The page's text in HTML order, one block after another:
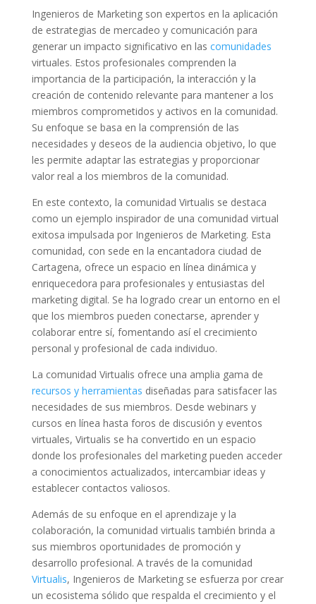
Ingenieros de Marketing son expertos en la aplicación
de estrategias de mercadeo y comunicación para
generar un impacto significativo en las comunidades
virtuales. Estos profesionales comprenden la
importancia de la participación, la interacción y la
creación de contenido relevante para mantener a los
miembros comprometidos y activos en la comunidad.
Su enfoque se basa en la comprensión de las
necesidades y deseos de la audiencia objetivo, lo que
les permite adaptar las estrategias y proporcionar
valor real a los miembros de la comunidad.
En este contexto, la comunidad Virtualis se destaca
como un ejemplo inspirador de una comunidad virtual
exitosa impulsada por Ingenieros de Marketing. Esta
comunidad, con sede en la encantadora ciudad de
Cartagena, ofrece un espacio en línea dinámica y
enriquecedora para profesionales y entusiastas del
marketing digital. Se ha logrado crear un entorno en el
que los miembros pueden conectarse, aprender y
colaborar entre sí, fomentando así el crecimiento
personal y profesional de cada individuo.
La comunidad Virtualis ofrece una amplia gama de
recursos y herramientas diseñadas para satisfacer las
necesidades de sus miembros. Desde webinars y
cursos en línea hasta foros de discusión y eventos
virtuales, Virtualis se ha convertido en un espacio
donde los profesionales del marketing pueden acceder
a conocimientos actualizados, intercambiar ideas y
establecer contactos valiosos.
Además de su enfoque en el aprendizaje y la
colaboración, la comunidad virtualis también brinda a
sus miembros oportunidades de promoción y
desarrollo profesional. A través de la comunidad
Virtualis, Ingenieros de Marketing se esfuerza por crear
un ecosistema sólido que respalda el crecimiento y el